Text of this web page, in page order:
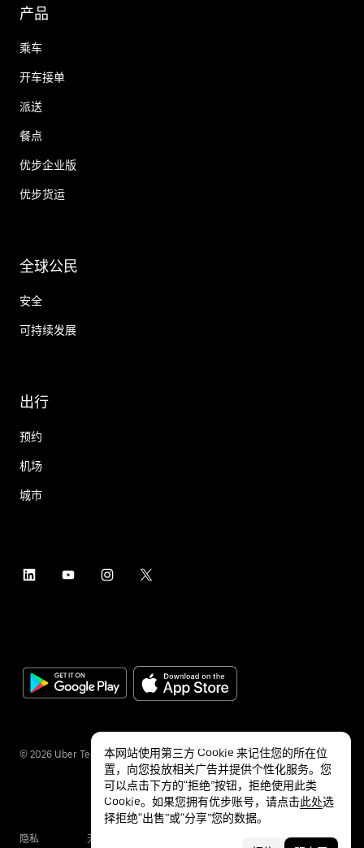
产品
乘车
开车接单
派送
餐点
优步企业版
优步货运
全球公民
安全
可持续发展
出行
预约
机场
城市
© 2026 Uber Technologies Inc.
隐私 无障碍服务
本网站使用第三方 Cookie 来记住您的所在位
置，向您投放相关广告并提供个性化服务。您
可以点击下方的“拒绝”按钮，拒绝使用此类
Cookie。如果您拥有优步账号，请点击此处选
择拒绝“出售”或“分享”您的数据。